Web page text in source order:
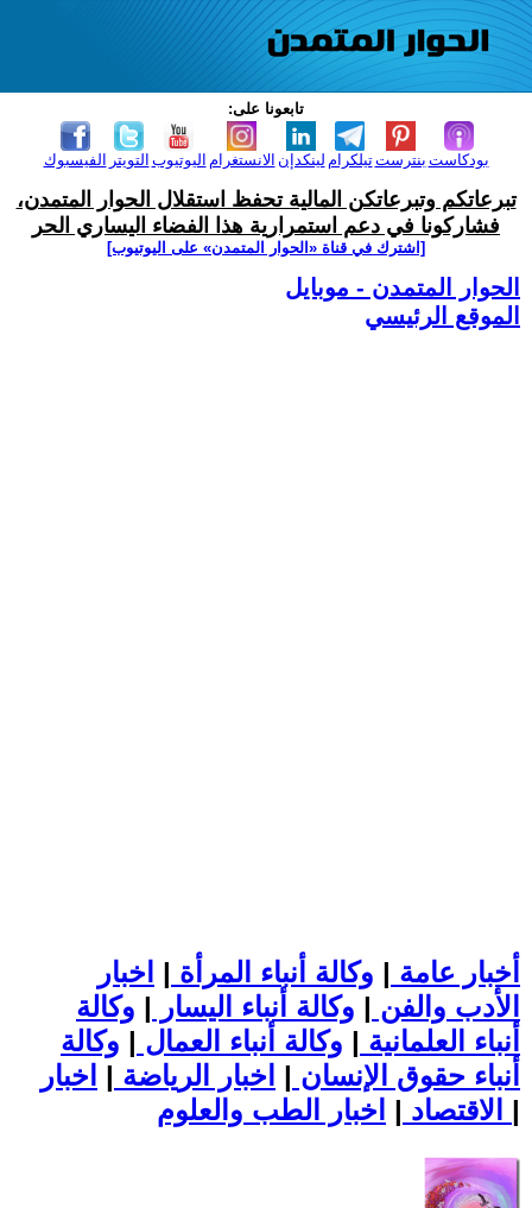
تابعونا على:
الفيسبوك التويتر اليوتيوب الانستغرام لينكدإن تيلكرامبنترست بودكاست
تبرعاتكم وتبرعاتكن المالية تحفظ استقلال الحوار المتمدن،
فشاركونا في دعم استمرارية هذا الفضاء اليساري الحر
[اشترك في قناة ‫«الحوار المتمدن» على اليوتيوب]
الحوار المتمدن - موبايل
الموقع الرئيسي
أخبار عامة | وكالة أنباء المرأة | اخبار
الأدب والفن | وكالة أنباء اليسار | وكالة
أنباء العلمانية | وكالة أنباء العمال | وكالة
أنباء حقوق الإنسان | اخبار الرياضة | اخبار
الاقتصاد | |